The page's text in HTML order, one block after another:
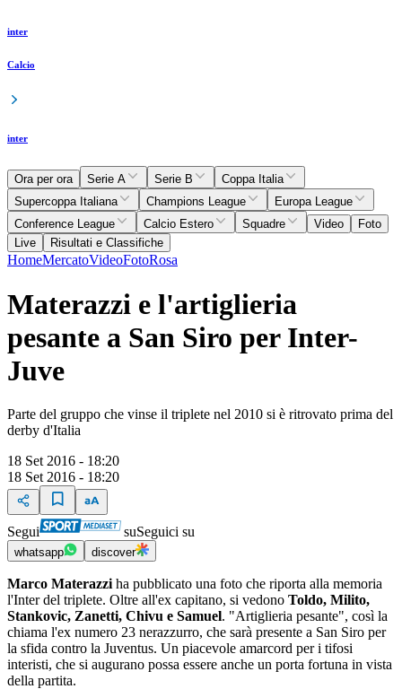
inter
Calcio
inter
Ora per ora Serie A Serie B
Coppa Italia
Supercoppa Italiana
Champions League
Europa League
Conference League
Calcio Estero Squadre Video
Foto
Live
Risultati e Classifiche
HomeMercatoVideoFotoRosa
Materazzi e l'artiglieria
pesante a San Siro per Inter-
Juve
Parte del gruppo che vinse il triplete nel 2010 si è ritrovato prima del
derby d'Italia
18 Set 2016 - 18:20
18 Set 2016 - 18:20
Segui suSeguici su
whatsapp discover
Marco Materazzi ha pubblicato una foto che riporta alla memoria
l'Inter del triplete. Oltre all'ex capitano, si vedono Toldo, Milito,
Stankovic, Zanetti, Chivu e Samuel. "Artiglieria pesante", così la
chiama l'ex numero 23 nerazzurro, che sarà presente a San Siro per
la sfida contro la Juventus. Un piacevole amarcord per i tifosi
interisti, che si augurano possa essere anche un porta fortuna in vista
della partita.